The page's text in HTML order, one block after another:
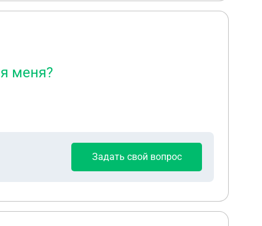
меня?
Задать свой вопрос